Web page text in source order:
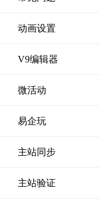
动画设置
V9编辑器
微活动
易企玩
主站同步
主站验证